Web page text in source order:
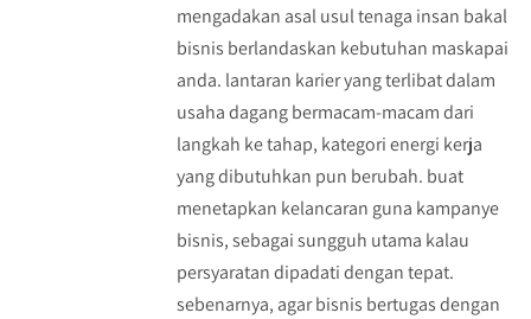
mengadakan asal usul tenaga insan bakal
bisnis berlandaskan kebutuhan maskapai
anda. lantaran karier yang terlibat dalam
usaha dagang bermacam-macam dari
langkah ke tahap, kategori energi kerja
yang dibutuhkan pun berubah. buat
menetapkan kelancaran guna kampanye
bisnis, sebagai sungguh utama kalau
persyaratan dipadati dengan tepat.
sebenarnya, agar bisnis bertugas dengan